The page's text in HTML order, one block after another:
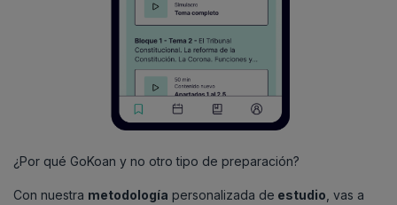
¿Por qué GoKoan y no otro tipo de preparación?
Con nuestra metodología personalizada de estudio , vas a